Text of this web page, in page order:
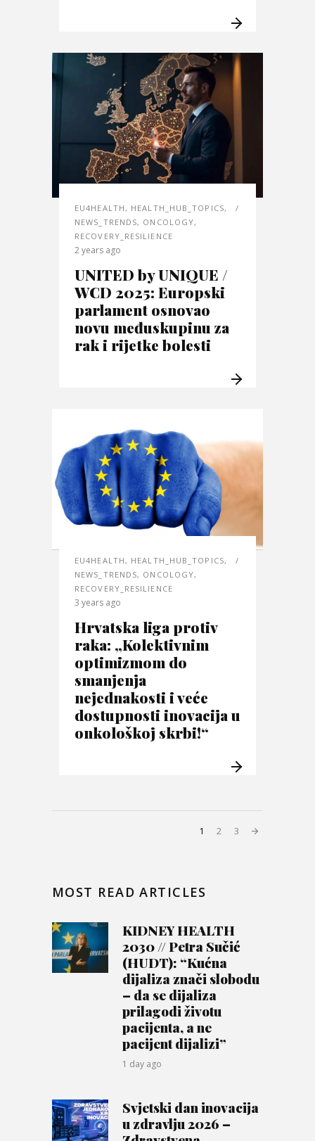
EU4HEALTH , HEALTH_HUB_TOPICS,
NEWS_TRENDS, ONCOLOGY,
RECOVERY_RESILIENCE
2 years ago
UNITED by UNIQUE /
WCD 2025: Europski
parlament osnovao
novu međuskupinu za
rak i rijetke bolesti
EU4HEALTH , HEALTH_HUB_TOPICS,
NEWS_TRENDS, ONCOLOGY,
RECOVERY_RESILIENCE
3 years ago
Hrvatska liga protiv
raka: „Kolektivnim
optimizmom do
smanjenja
nejednakosti i veće
dostupnosti inovacija u
onkološkoj skrbi!“
1 2 3
MOST READ ARTICLES
KIDNEY HEALTH
2030 // Petra Sučić
(HUDT): “Kućna
dijaliza znači slobodu
– da se dijaliza
prilagodi životu
pacijenta, a ne
pacijent dijalizi”
1 day ago
Svjetski dan inovacija
u zdravlju 2026 –